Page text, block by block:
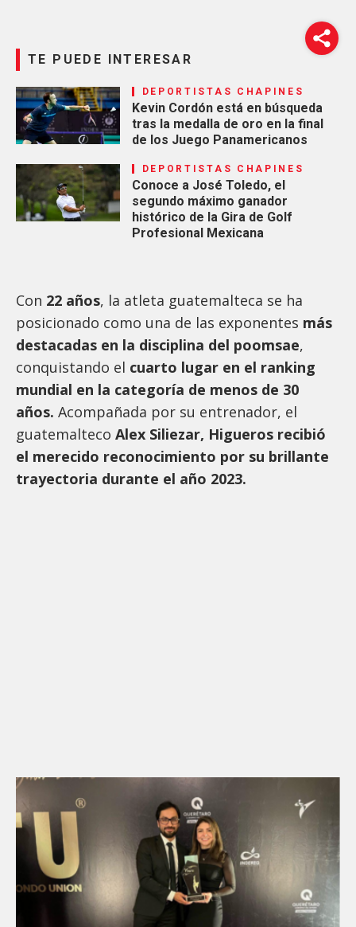
TE PUEDE INTERESAR
DEPORTISTAS CHAPINES
Kevin Cordón está en búsqueda
tras la medalla de oro en la final
de los Juego Panamericanos
DEPORTISTAS CHAPINES
Conoce a José Toledo, el
segundo máximo ganador
histórico de la Gira de Golf
Profesional Mexicana
Con 22 años, la atleta guatemalteca se ha
posicionado como una de las exponentes más
destacadas en la disciplina del poomsae,
conquistando el cuarto lugar en el ranking
mundial en la categoría de menos de 30
años. Acompañada por su entrenador, el
guatemalteco Alex Siliezar, Higueros recibió
el merecido reconocimiento por su brillante
trayectoria durante el año 2023.